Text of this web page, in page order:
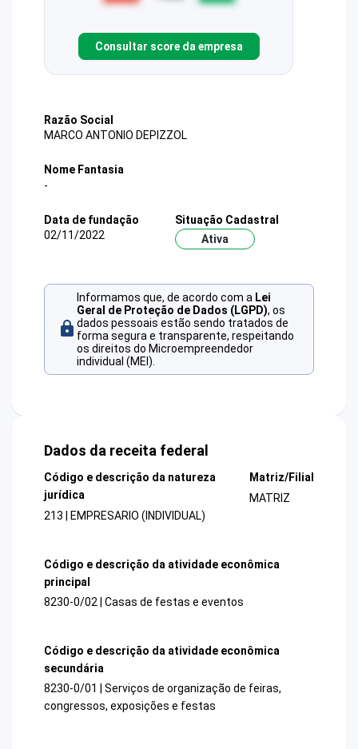
Consultar score da empresa
Razão Social
MARCO ANTONIO DEPIZZOL
Nome Fantasia
-
Data de fundação
02/11/2022
Situação Cadastral
Ativa
Informamos que, de acordo com a Lei
Geral de Proteção de Dados (LGPD), os
dados pessoais estão sendo tratados de
forma segura e transparente, respeitando
os direitos do Microempreendedor
individual (MEI).
Dados da receita federal
Código e descrição da natureza
jurídica
213 | EMPRESARIO (INDIVIDUAL)
Matriz/Filial
MATRIZ
Código e descrição da atividade econômica
principal
8230-0/02 | Casas de festas e eventos
Código e descrição da atividade econômica
secundária
8230-0/01 | Serviços de organização de feiras,
congressos, exposições e festas